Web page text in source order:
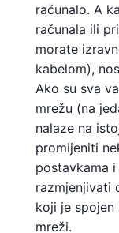
računalo. A
računala ili
morate
kabelom),
Ako su sva
mrežu (na
nalaze na
promijeniti
postavkama
razmjenjivati
koji je spojen
mreži.